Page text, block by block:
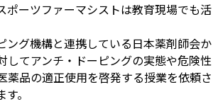
ポーツファーマシストは教育現場でも活
ング機構と連携している日本薬剤師会か
してアンチ・ドーピングの実態や危険性
薬品の適正使用を啓発する授業を依頼さ
。